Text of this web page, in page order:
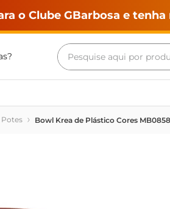
o Clube GBarbosa e
Pesquise aqui por
Potes Bowl Krea de Plástico Cores
Termos mais
maquina lavar